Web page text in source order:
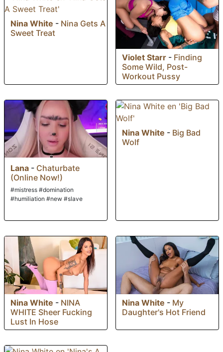
Nina White - Nina Gets A
Sweet Treat
Violet Starr - Finding
Some Wild, Post-
Workout Pussy
Lana - Chaturbate
(Online Now!)
#mistress #domination
#humiliation #new #slave
Nina White - Big Bad
Wolf
Nina White - NINA
WHITE Sheer Fucking
Lust In Hose
Nina White - My
Daughter's Hot Friend